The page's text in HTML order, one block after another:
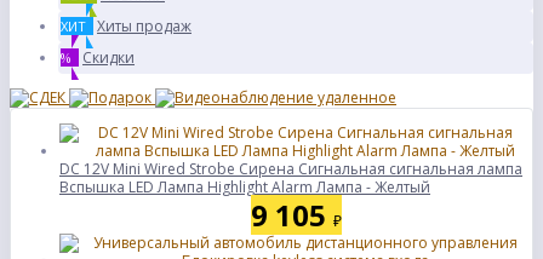
ХИТ Хиты продаж
% Скидки
DC 12V Mini Wired Strobe Сирена Сигнальная сигнальная лампа
Вспышка LED Лампа Highlight Alarm Лампа - Желтый
9 105 ₽